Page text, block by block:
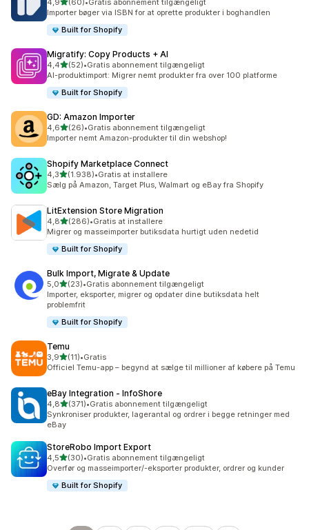
4,9 (60)
60 anmeldelser i alt
•Gratis abonnement tilgængeligt
Importer bøger via ISBN for at oprette produkter i boghandlen
Built for Shopify
Migratify: Copy Products + AI
4,4ud af 5 stjerner
(52)
52 anmeldelser i alt
•Gratis abonnement tilgængeligt
AI-produktimport: Migrer nemt produkter fra over 100 platforme
Built for Shopify
GD: Amazon Importer
4,6ud af 5 stjerner
(26)
26 anmeldelser i alt
•Gratis abonnement tilgængeligt
Importer nemt Amazon-produkter til din webshop!
Shopify Marketplace Connect
4,3ud af 5 stjerner
(1.938)
1938 anmeldelser i alt
•Gratis at installere
Sælg på Amazon, Target Plus, Walmart og eBay fra Shopify
LitExtension Store Migration
4,8ud af 5 stjerner
(286)
286 anmeldelser i alt
•Gratis at installere
Migrer og masseimporter butiksdata hurtigt uden nedetid
Built for Shopify
Bulk Import, Migrate & Update
5,0ud af 5 stjerner
(23)
23 anmeldelser i alt
•Gratis abonnement tilgængeligt
Importer, eksporter, migrer og opdater dine butiksdata helt
problemfrit
Built for Shopify
Temu
3,9ud af 5 stjerner
(11)
11 anmeldelser i alt
•Gratis
Officiel Temu-app – begynd at sælge til millioner af købere på Temu
eBay Integration ‑ InfoShore
4,8ud af 5 stjerner
(371)
371 anmeldelser i alt
•Gratis abonnement tilgængeligt
Synkroniser produkter, lagerantal og ordrer i begge retninger med
eBay
StoreRobo Import Export
4,5ud af 5 stjerner
(30)
30 anmeldelser i alt
•Gratis abonnement tilgængeligt
Overfør og masseimporter/-eksporter produkter, ordrer og kunder
Built for Shopify